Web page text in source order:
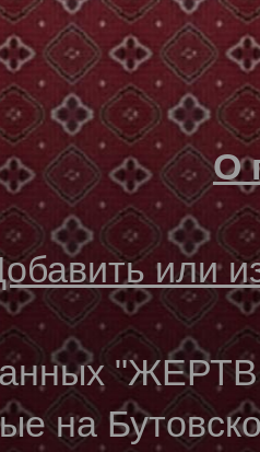
О
или
на